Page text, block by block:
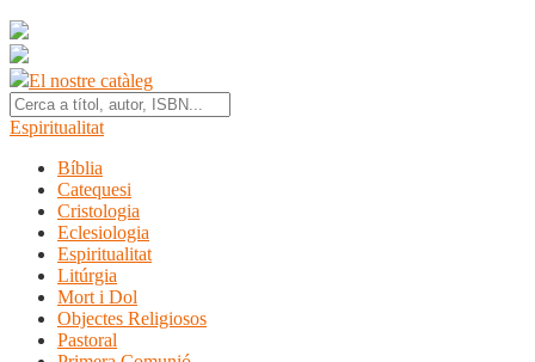
El nostre catàleg
Espiritualitat
Bíblia
Catequesi
Cristologia
Eclesiologia
Espiritualitat
Litúrgia
Mort i Dol
Objectes Religiosos
Pastoral